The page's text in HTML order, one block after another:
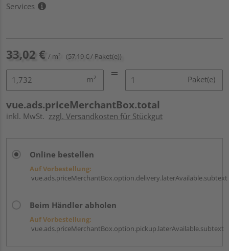
Services
33,02 € / m² (57,19 € / Paket(e))
m² Paket(e)
vue.ads.priceMerchantBox.total
inkl. MwSt. zzgl. Versandkosten für Stückgut
Online bestellen
Auf Vorbestellung:
vue.ads.priceMerchantBox.option.delivery.laterAvailable.subtext
Beim Händler abholen
Auf Vorbestellung:
vue.ads.priceMerchantBox.option.pickup.laterAvailable.subtext